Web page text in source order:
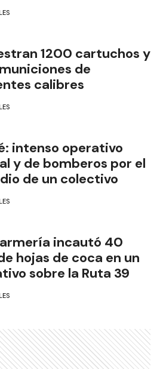
1200 cartuchos y
de
calibres
intenso operativo
y de bomberos por el
de un colectivo
incautó 40
hojas de coca en un
sobre la Ruta 39